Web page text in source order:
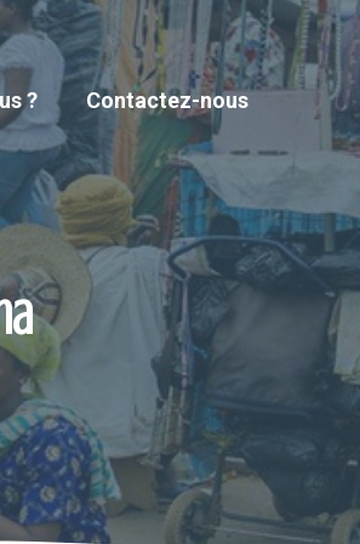
? Contactez-nous